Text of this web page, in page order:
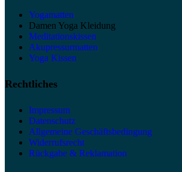
Yogamatten
Damen Yoga Kleidung
Meditationskissen
Akupressurmatten
Yoga Kissen
Rechtliches
Impressum
Datenschutz
Allgemeine Geschäftsbedingung
Widerrufsrecht
Rückgabe & Reklamation